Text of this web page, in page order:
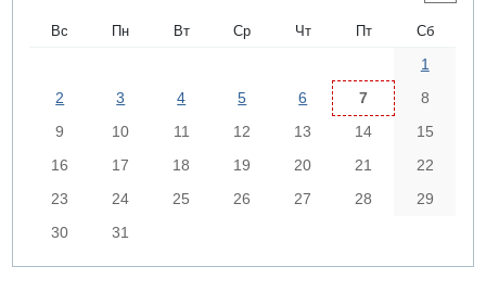
Вс Пн Вт Ср Чт Пт Сб
1
2
3 4 5 6 7
8
9
10 11 12 13 14
15
16
17 18 19 20 21
22
23
24 25 26 27 28
29
30
31